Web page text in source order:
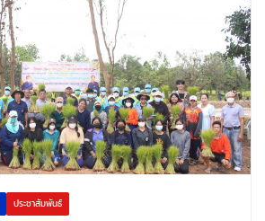
ประชาสัมพันธ์